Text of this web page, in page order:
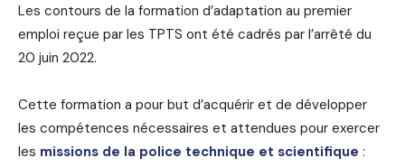
Les contours de la formation d’adaptation au premier
emploi reçue par les TPTS ont été cadrés par l’arrêté du
20 juin 2022.
Cette formation a pour but d’acquérir et de développer
les compétences nécessaires et attendues pour exercer
les missions de la police technique et scientifique :